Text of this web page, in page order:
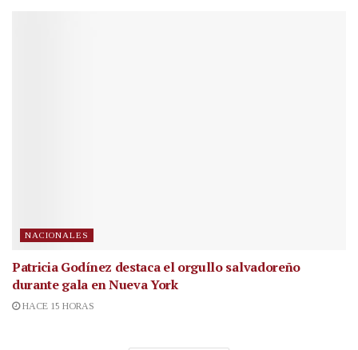
NACIONALES
Patricia Godínez destaca el orgullo salvadoreño
durante gala en Nueva York
HACE 15 HORAS